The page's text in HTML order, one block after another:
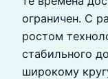
ограничен. С
ростом
стабильного
широкому